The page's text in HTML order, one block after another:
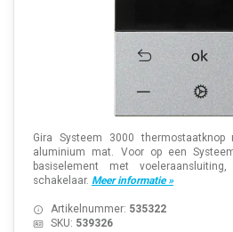
Gira Systeem 3000
aluminium mat. Voor op een
basiselement met
schakelaar. Meer informatie »
Artikelnummer: 535322
SKU: 539326